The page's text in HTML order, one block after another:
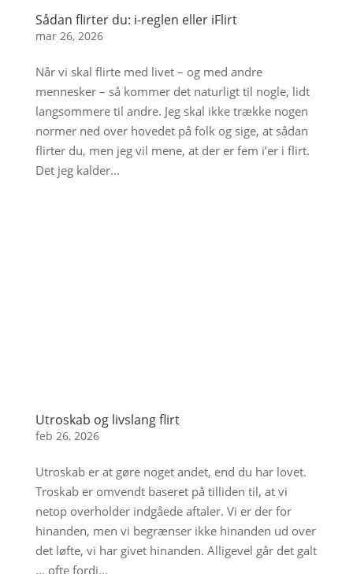
Sådan flirter du: i-reglen eller iFlirt
mar 26, 2026
Når vi skal flirte med livet – og med andre
mennesker – så kommer det naturligt til nogle, lidt
langsommere til andre. Jeg skal ikke trække nogen
normer ned over hovedet på folk og sige, at sådan
flirter du, men jeg vil mene, at der er fem i’er i flirt.
Det jeg kalder...
Utroskab og livslang flirt
feb 26, 2026
Utroskab er at gøre noget andet, end du har lovet.
Troskab er omvendt baseret på tilliden til, at vi
netop overholder indgåede aftaler. Vi er der for
hinanden, men vi begrænser ikke hinanden ud over
det løfte, vi har givet hinanden. Alligevel går det galt
… ofte fordi...